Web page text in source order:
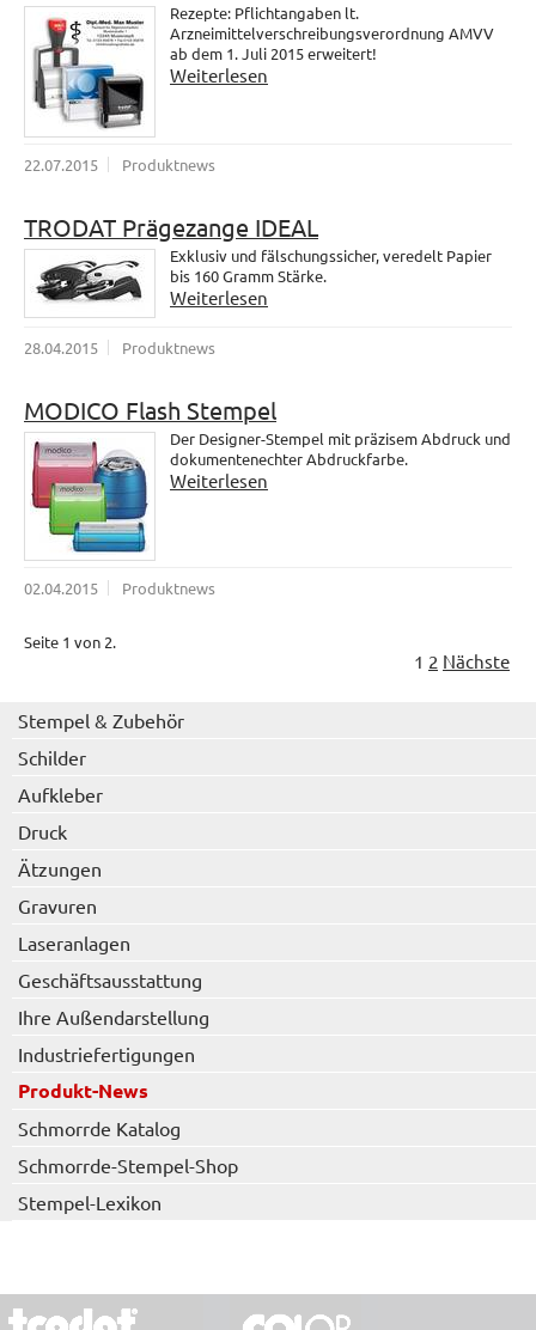
Rezepte: Pflichtangaben lt.
Arzneimittelverschreibungsverordnung AMVV
ab dem 1. Juli 2015 erweitert!
Weiterlesen
22.07.2015 Produktnews
TRODAT Prägezange IDEAL
Exklusiv und fälschungssicher, veredelt Papier
bis 160 Gramm Stärke.
Weiterlesen
28.04.2015 Produktnews
MODICO Flash Stempel
Der Designer-Stempel mit präzisem Abdruck und
dokumentenechter Abdruckfarbe.
Weiterlesen
02.04.2015 Produktnews
Seite 1 von 2.
1 2 Nächste
Stempel & Zubehör
Schilder
Aufkleber
Druck
Ätzungen
Gravuren
Laseranlagen
Geschäftsausstattung
Ihre Außendarstellung
Industriefertigungen
Produkt-News
Schmorrde Katalog
Schmorrde-Stempel-Shop
Stempel-Lexikon